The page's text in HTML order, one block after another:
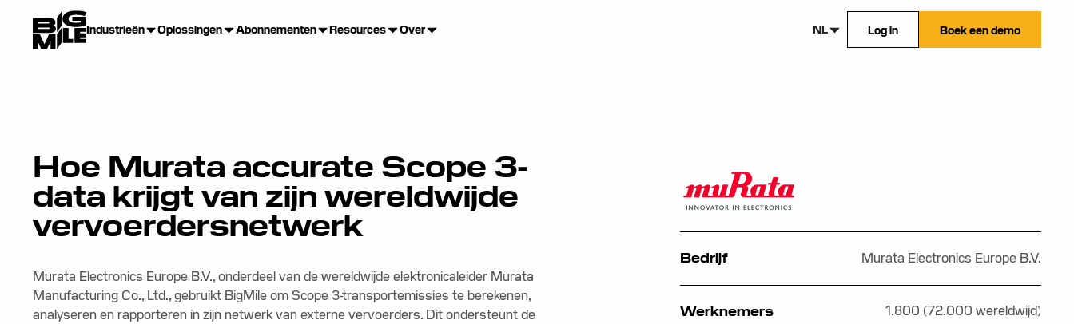
Industrieën Oplossingen Abonnementen Resources Over NL Log in Boek een demo
Hoe Murata accurate Scope 3-
data krijgt van zijn wereldwijde
vervoerdersnetwerk
Murata Electronics Europe B.V., onderdeel van de wereldwijde elektronicaleider Murata
Manufacturing Co., Ltd., gebruikt BigMile om Scope 3-transportemissies te berekenen,
analyseren en rapporteren in zijn netwerk van externe vervoerders. Dit ondersteunt de
Bedrijf Murata Electronics Europe B.V.
Werknemers 1.800 (72.000 wereldwijd)